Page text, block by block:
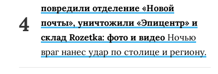
повредили отделение «Новой
почты», уничтожили «Эпицентр» и
склад Rozetka: фото и видео Ночью
враг нанес удар по столице и региону.